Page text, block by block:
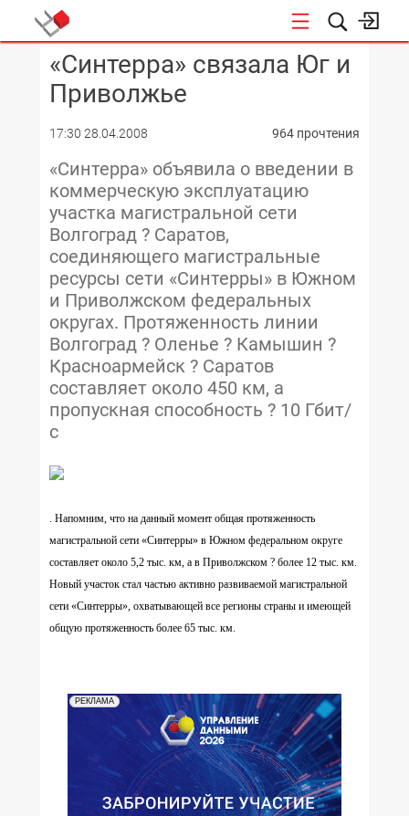
КОНФЕРЕНЦИИ
«Синтерра» связала Юг и
Приволжье
17:30 28.04.2008 964 прочтения
«Синтерра» объявила о введении в
коммерческую эксплуатацию
участка магистральной сети
Волгоград ? Саратов,
соединяющего магистральные
ресурсы сети «Синтерры» в Южном
и Приволжском федеральных
округах. Протяженность линии
Волгоград ? Оленье ? Камышин ?
Красноармейск ? Саратов
составляет около 450 км, а
пропускная способность ? 10 Гбит/
с
. Напомним, что на данный момент общая протяженность
магистральной сети «Синтерры» в Южном федеральном округе
составляет около 5,2 тыс. км, а в Приволжском ? более 12 тыс. км.
Новый участок стал частью активно развиваемой магистральной
сети «Синтерры», охватывающей все регионы страны и имеющей
общую протяженность более 65 тыс. км.
РЕКЛАМА